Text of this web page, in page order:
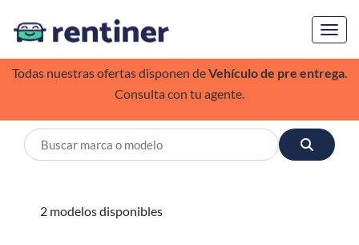
Todas nuestras ofertas disponen deVehículo de pre entrega.
Consulta con tu agente.
2 modelos disponibles